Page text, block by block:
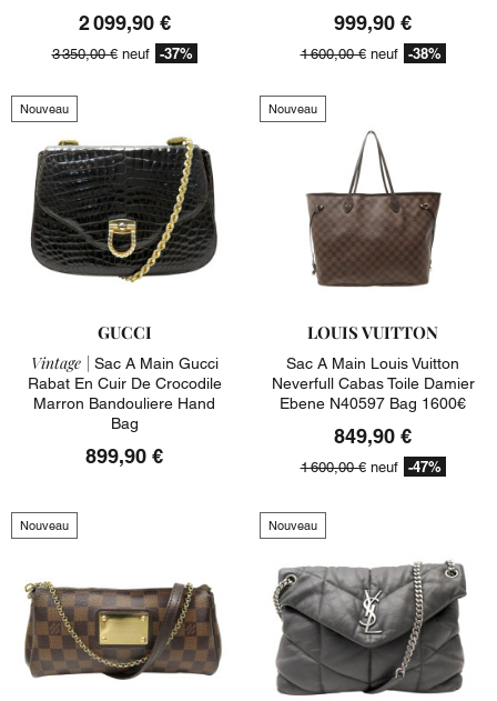
2 099,90 €
3 350,00 €neuf -37%
999,90 €
1 600,00 €neuf -38%
Nouveau
GUCCI
Vintage | Sac A Main Gucci
Rabat En Cuir De Crocodile
Marron Bandouliere Hand
Bag
899,90 €
Nouveau
LOUIS VUITTON
Sac A Main Louis Vuitton
Neverfull Cabas Toile Damier
Ebene N40597 Bag 1600€
849,90 €
1 600,00 €neuf -47%
Nouveau Nouveau